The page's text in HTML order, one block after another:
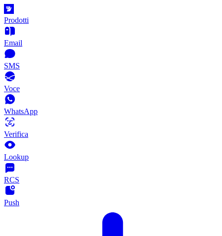
Prodotti
Email
SMS
Voce
WhatsApp
Verifica
Lookup
RCS
Push